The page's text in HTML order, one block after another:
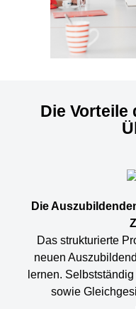
Die Vorteile
Die
Das strukturierte
neuen
lernen.
sowie